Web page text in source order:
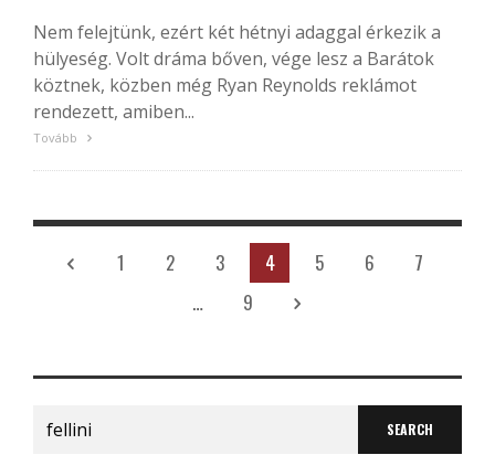
Nem felejtünk, ezért két hétnyi adaggal érkezik a
hülyeség. Volt dráma bőven, vége lesz a Barátok
köztnek, közben még Ryan Reynolds reklámot
rendezett, amiben...
Tovább
1 2 3 4 5 6
7
…
9
Search
for: